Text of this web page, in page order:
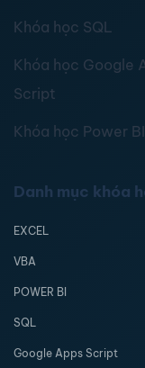
Khóa học SQL
Khóa học Google
Script
Khóa học Power BI
Danh mục khóa
EXCEL
VBA
POWER BI
SQL
Google Apps Script